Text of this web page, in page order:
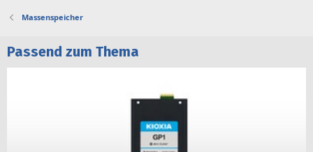
Massenspeicher
Passend zum Thema